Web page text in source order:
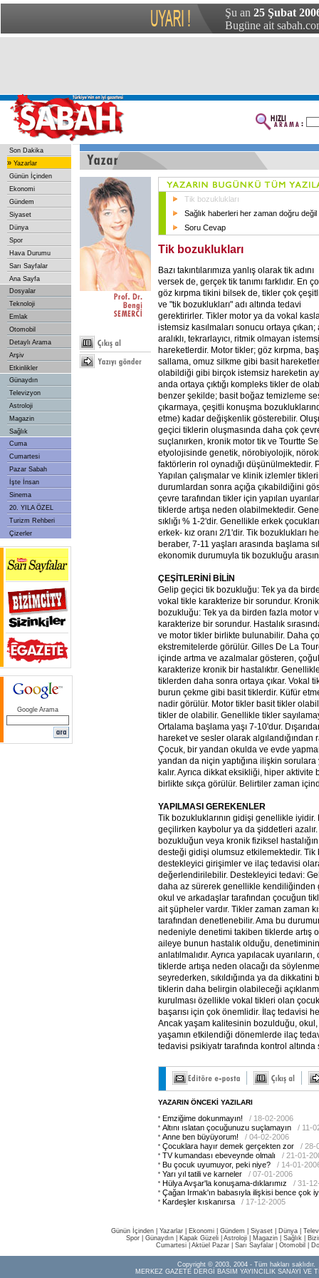
Şu an 25 Şubat
Bugüne ait
Son Dakika
» Yazarlar
Günün İçinden
Ekonomi
Gündem
Siyaset
Dünya
Spor
Hava Durumu
Sarı Sayfalar
Ana Sayfa
Dosyalar
Teknoloji
Emlak
Otomobil
Detaylı Arama
Arşiv
Etkinlikler
Günaydın
Televizyon
Astroloji
Magazin
Sağlık
Cuma
Cumartesi
Pazar Sabah
İşte İnsan
Sinema
20. YILA ÖZEL
Turizm Rehberi
Çizerler
Google Arama
Tik bozuklukları
Sağlık haberleri her zaman doğru değil
Soru Cevap
Tik bozuklukları
Bazı takıntılarımıza yanlış olarak tik adını
versek de, gerçek tik tanımı farklıdır. En
göz kırpma tikini bilsek de, tikler çok
ve "tik bozuklukları" adı altında tedavi
gerektirirler. Tikler motor ya da vokal
istemsiz kasılmaları sonucu ortaya çıkan;
aralıklı, tekrarlayıcı, ritmik olmayan
hareketlerdir. Motor tikler; göz kırpma, baş
sallama, omuz silkme gibi basit hareketler
olabildiği gibi birçok istemsiz hareketin
anda ortaya çıktığı kompleks tikler de
benzer şekilde; basit boğaz temizleme
çıkarmaya, çeşitli konuşma
etme) kadar değişkenlik gösterebilir.
geçici tiklerin oluşmasında daha çok
suçlanırken, kronik motor tik ve Tourtte
etyolojisinde genetik, nörobiyolojik,
faktörlerin rol oynadığı düşünülmektedir.
Yapılan çalışmalar ve klinik izlemler
durumlardan sonra açığa çıkabildiğini
çevre tarafından tikler için yapılan
tiklerde artışa neden olabilmektedir.
sıklığı % 1-2'dir. Genellikle erkek
erkek- kız oranı 2/1'dir. Tik bozuklukları
beraber, 7-11 yaşları arasında başlama
ekonomik durumuyla tik bozukluğu
ÇEŞİTLERİNİ BİLİN
Gelip geçici tik bozukluğu: Tek ya da
vokal tikle karakterize bir sorundur.
bozukluğu: Tek ya da birden fazla motor
karakterize bir sorundur. Hastalık
ve motor tikler birlikte bulunabilir. Daha
ekstremitelerde görülür. Gilles De La
içinde artma ve azalmalar gösteren,
karakterize kronik bir hastalıktır.
tiklerden daha sonra ortaya çıkar. Vokal
burun çekme gibi basit tiklerdir. Küfür
nadir görülür. Motor tikler basit tikler
tikler de olabilir. Genellikle tikler
Ortalama başlama yaşı 7-10'dur.
hareket ve sesler olarak algılandığından
Çocuk, bir yandan okulda ve evde
yandan da niçin yaptığına ilişkin sorulara
kalır. Ayrıca dikkat eksikliği, hiper
birlikte sıkça görülür. Belirtiler zaman
YAPILMASI GEREKENLER
Tik bozukluklarının gidişi genellikle
geçilirken kaybolur ya da şiddetleri
bozukluğun veya kronik fiziksel
desteği gidişi olumsuz etkilemektedir. Tik
destekleyici girişimler ve ilaç tedavisi
değerlendirilebilir. Destekleyici tedavi:
daha az sürerek genellikle kendiliğinden
okul ve arkadaşlar tarafından çocuğun
ait şüpheler vardır. Tikler zaman zaman
tarafından denetlenebilir. Ama bu
nedeniyle denetimi takiben tiklerde artış
aileye bunun hastalık olduğu, denetiminin
anlatılmalıdır. Ayrıca yapılacak
tiklerde artışa neden olacağı da
seyrederken, sıkıldığında ya da dikkatini
tiklerin daha belirgin olabileceği
kurulması özellikle vokal tikleri olan
başarısı için çok önemlidir. İlaç tedavisi
Ancak yaşam kalitesinin bozulduğu,
yaşamın etkilendiği dönemlerde ilaç
tedavisi psikiyatr tarafında kontrol altında
YAZARIN ÖNCEKİ YAZILARI
Emziğime dokunmayın!
/ 18-02-2006
Altını ıslatan çocuğunuzu suçlamayın
/ 11-
Anne ben büyüyorum!
/ 04-02-2006
Çocuklara hayır demek gerçekten zor
/ 28-
TV kumandası ebeveynde olmalı
/ 21-01-
Bu çocuk uyumuyor, peki niye?
/ 14-01-
Yarı yıl tatili ve karneler
/ 07-01-2006
Hülya Avşar'la konuşama-dıklarımız
/ 31-
Çağan Irmak'ın babasıyla ilişkisi bence çok
Kardeşler kıskanırsa
/ 17-12-2005
Günün İçinden Yazarlar Ekonomi Gündem Siyaset Dünya |
Spor
Günaydın Kapak Güzeli Astroloji Magazin Sağlık
Cumartesi| Aktüel Pazar| Sarı Sayfalar| Otomobil
Copyright © 2003, 2004 - Tüm hakları saklıdır.
MERKEZ GAZETE DERGİ BASIM YAYINCILIK SANAYİ VE